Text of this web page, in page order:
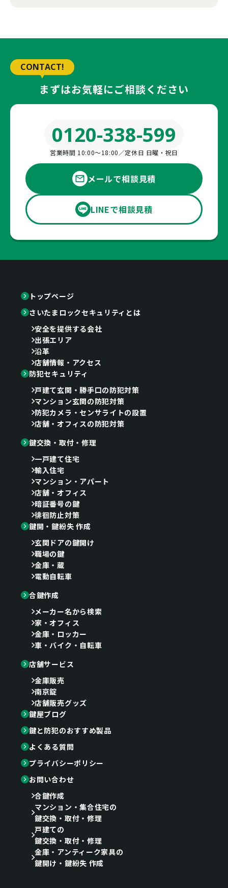
CONTACT!
まずはお気軽にご相談ください
0120-338-599
営業時間 10:00〜18:00／定休日 日曜・祝日
メールで相談見積
LINEで相談見積
トップページ
さいたまロックセキュリティとは
安全を提供する会社
出張エリア
沿革
店舗情報・アクセス
防犯セキュリティ
戸建て玄関・勝手口の防犯対策
マンション玄関の防犯対策
防犯カメラ・センサライトの設置
店舗・オフィスの防犯対策
鍵交換・取付・修理
一戸建て住宅
輸入住宅
マンション・アパート
店舗・オフィス
暗証番号の鍵
徘徊防止対策
鍵開・鍵紛失 作成
玄関ドアの鍵開け
職場の鍵
金庫・蔵
電動自転車
合鍵作成
メーカー名から検索
家・オフィス
金庫・ロッカー
車・バイク・自転車
店舗サービス
金庫販売
南京錠
店舗販売グッズ
鍵屋ブログ
鍵と防犯のおすすめ製品
よくある質問
プライバシーポリシー
お問い合わせ
合鍵作成
マンション・集合住宅の
鍵交換・取付・修理
戸建ての
鍵交換・取付・修理
金庫・アンティーク家具の
鍵開け・鍵紛失 作成